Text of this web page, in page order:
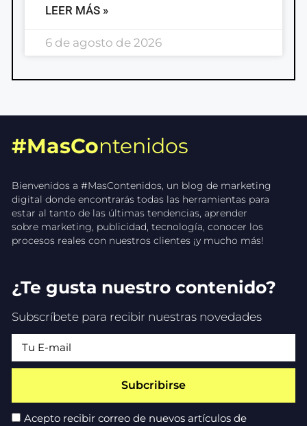
LEER MÁS »
6 de agosto de 2026
#MasContenidos
Bienvenidos a #MasContenidos, un blog de marketing
digital donde encontrarás todas las herramientas para
estar al tanto de las últimas tendencias, aprender
sobre marketing, publicidad, tecnología, conocer los
procesos reales con nuestros clientes ¡y mucho más!
¿Te gusta nuestro contenido?
Subscríbete para recibir nuestras novedades
Acepto recibir correo de nuevos artículos de
Subcribirse